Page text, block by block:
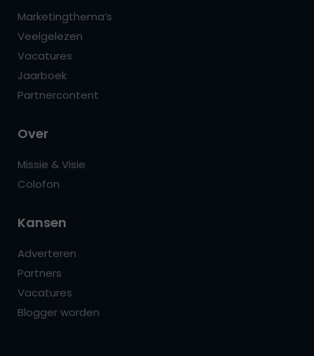
Marketingthema’s
Veelgelezen
Vacatures
Jaarboek
Partnercontent
Over
Missie & Visie
Colofon
Kansen
Adverteren
Partners
Vacatures
Blogger worden